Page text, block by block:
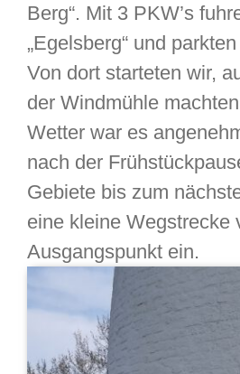
Berg“. Mit 3 PKW’s
„Egelsberg“ und
Von dort starteten wir,
der Windmühle
Wetter war es
nach der
Gebiete bis zum
eine kleine Wegstrecke
Ausgangspunkt ein.